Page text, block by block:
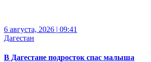
6 августа, 2026 | 09:41
Дагестан
В Дагестане подросток спас малыша